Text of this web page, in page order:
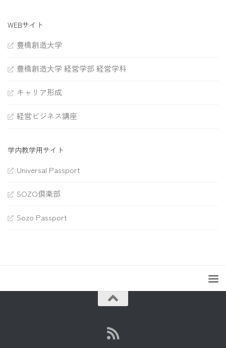
WEBサイト
豊橋創造大学
豊橋創造大学 経営学部 経営学科
キャリア形成
経営ビジネス講座
学内教学用サイト
Universal Passport
SOZO倶楽部
Sozo Passport